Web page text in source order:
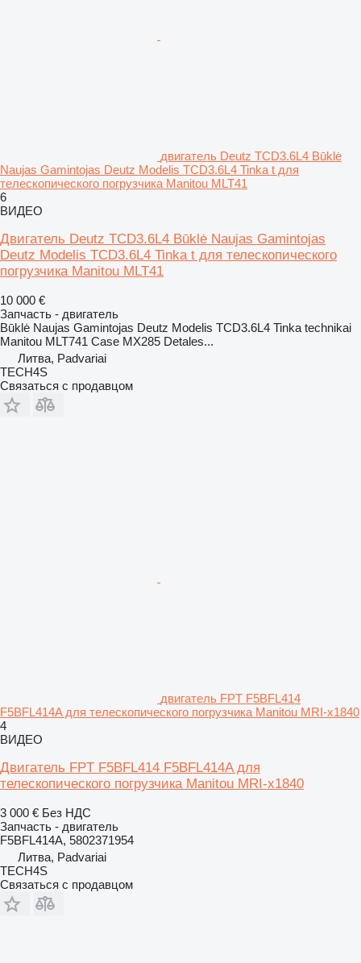
двигатель Deutz TCD3.6L4 Būklė
Naujas Gamintojas Deutz Modelis TCD3.6L4 Tinka t для
телескопического погрузчика Manitou MLT41
6
ВИДЕО
Двигатель Deutz TCD3.6L4 Būklė Naujas Gamintojas
Deutz Modelis TCD3.6L4 Tinka t для телескопического
погрузчика Manitou MLT41
10 000 €
Запчасть - двигатель
Būklė Naujas Gamintojas Deutz Modelis TCD3.6L4 Tinka technikai
Manitou MLT741 Case MX285 Detales...
Литва, Padvariai
TECH4S
Связаться с продавцом
двигатель FPT F5BFL414
F5BFL414A для телескопического погрузчика Manitou MRI-x1840
4
ВИДЕО
Двигатель FPT F5BFL414 F5BFL414A для
телескопического погрузчика Manitou MRI-x1840
3 000 € Без НДС
Запчасть - двигатель
F5BFL414A, 5802371954
Литва, Padvariai
TECH4S
Связаться с продавцом